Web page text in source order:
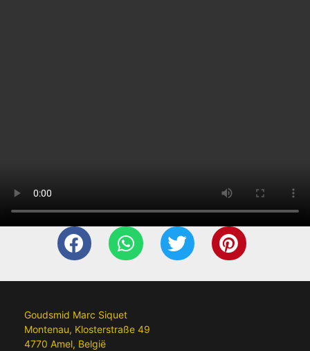
Goudsmid Marc Siquet
Montenau, Klosterstraße 49
4770 Amel, België